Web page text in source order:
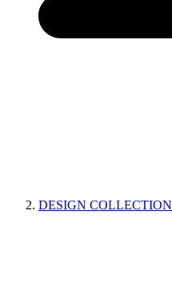
DESIGN COLLECTION